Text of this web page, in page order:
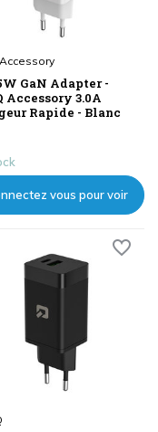
GaN Adapter -
Accessory 3.0A
Rapide - Blanc
vous pour voir